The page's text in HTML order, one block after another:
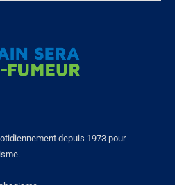
depuis 1973 pour